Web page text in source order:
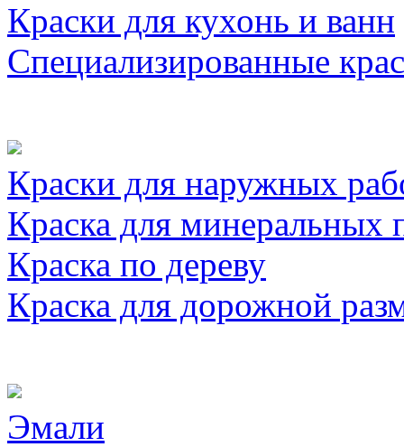
Краски для кухонь и ванн
Специализированные
Краски для наружных
Краска для минеральных
Краска по дереву
Краска для дорожной
Эмали